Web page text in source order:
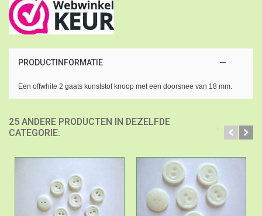
PRODUCTINFORMATIE
Een offwhite 2 gaats kunststof knoop met een doorsnee van 18 mm.
25 ANDERE PRODUCTEN IN DEZELFDE
CATEGORIE: